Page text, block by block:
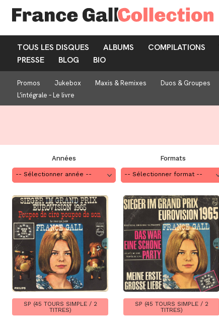
TOUS LES DISQUES ALBUMS COMPILATIONS
PRESSE
BLOG BIO
Promos Jukebox Maxis & Remixes Duos & Groupes
L’intégrale – Le livre
Années Formats
SP (45 TOURS SIMPLE / 2
TITRES)
SP (45 TOURS SIMPLE / 2
TITRES)